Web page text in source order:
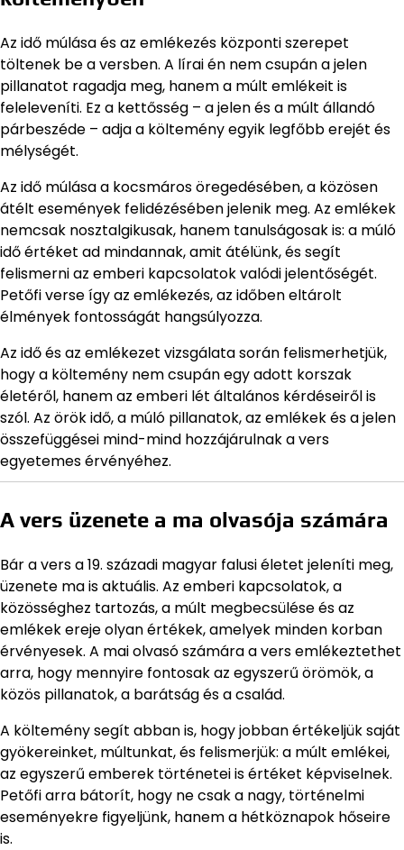
Az idő múlása és az emlékezés központi szerepet
töltenek be a versben. A lírai én nem csupán a jelen
pillanatot ragadja meg, hanem a múlt emlékeit is
feleleveníti. Ez a kettősség – a jelen és a múlt állandó
párbeszéde – adja a költemény egyik legfőbb erejét és
mélységét.
Az idő múlása a kocsmáros öregedésében, a közösen
átélt események felidézésében jelenik meg. Az emlékek
nemcsak nosztalgikusak, hanem tanulságosak is: a múló
idő értéket ad mindannak, amit átélünk, és segít
felismerni az emberi kapcsolatok valódi jelentőségét.
Petőfi verse így az emlékezés, az időben eltárolt
élmények fontosságát hangsúlyozza.
Az idő és az emlékezet vizsgálata során felismerhetjük,
hogy a költemény nem csupán egy adott korszak
életéről, hanem az emberi lét általános kérdéseiről is
szól. Az örök idő, a múló pillanatok, az emlékek és a jelen
összefüggései mind-mind hozzájárulnak a vers
egyetemes érvényéhez.
A vers üzenete a ma olvasója számára
Bár a vers a 19. századi magyar falusi életet jeleníti meg,
üzenete ma is aktuális. Az emberi kapcsolatok, a
közösséghez tartozás, a múlt megbecsülése és az
emlékek ereje olyan értékek, amelyek minden korban
érvényesek. A mai olvasó számára a vers emlékeztethet
arra, hogy mennyire fontosak az egyszerű örömök, a
közös pillanatok, a barátság és a család.
A költemény segít abban is, hogy jobban értékeljük saját
gyökereinket, múltunkat, és felismerjük: a múlt emlékei,
az egyszerű emberek történetei is értéket képviselnek.
Petőfi arra bátorít, hogy ne csak a nagy, történelmi
eseményekre figyeljünk, hanem a hétköznapok hőseire
is.